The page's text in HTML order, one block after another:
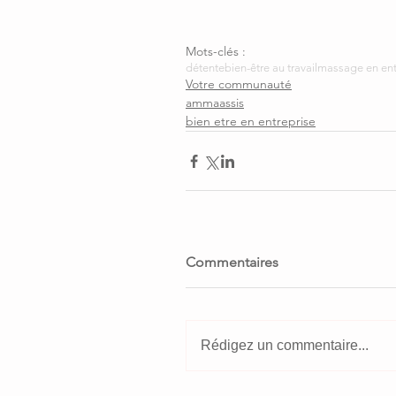
Mots-clés :
détente bien-être au travail massage en
Votre communauté
ammaassis
bien etre en entreprise
Commentaires
Rédigez un commentaire...